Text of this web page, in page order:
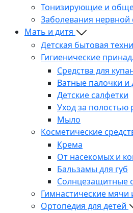
Тонизирующие и
Заболевания нервной
Мать и дитя
Детская бытовая
Гигиенические
Средства для
Ватные палочки и
Детские салфетки
Уход за полостью
Мыло
Косметические
Крема
От насекомых и
Бальзамы для губ
Солнцезащитные
Гимнастические мячи
Ортопедия для детей